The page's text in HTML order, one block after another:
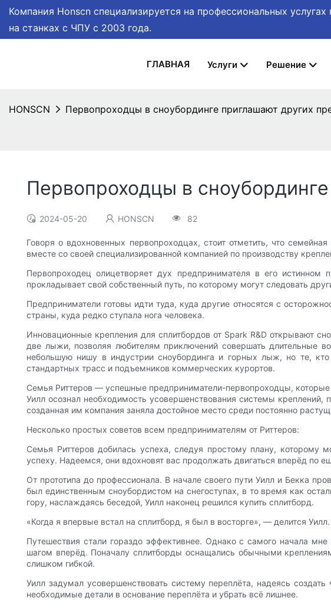
Компания Honscn специализируется на профессиональных услугах
на станках с ЧПУ с 2003 года.
ГЛАВНАЯ Услуги Решение
HONSCN Первопроходцы в сноубординге приглашают других
Первопроходцы в
2024-05-20 HONSCN 82
Говоря о вдохновенных первопроходцах, стоит отметить, что
вместе со своей специализированной компанией по производству
Первопроходец олицетворяет дух предпринимателя в его истинном
прокладывает свой собственный путь, по которому могут следовать
Предприниматели готовы идти туда, куда другие относятся с
страны, куда редко ступала нога человека.
Инновационные крепления для сплитбордов от Spark R&D открывают
две лыжи, позволяя любителям приключений совершать длительные
небольшую нишу в индустрии сноубординга и горных лыж, но те,
стандартных трасс и подъемников коммерческих курортов.
Семья Риттеров — успешные предприниматели-первопроходцы,
Уилл осознал необходимость усовершенствования системы
созданная им компания заняла достойное место среди постоянно
Несколько простых советов всем предпринимателям от Риттеров:
Семья Риттеров добилась успеха, следуя простому плану, которому
успеху. Надеемся, они вдохновят вас продолжать двигаться вперёд по
От прототипа до профессионала. В начале своего пути Уилл и Бекка
был единственным сноубордистом на снегоступах, в то время как
гору, наслаждаясь беседой, Уилл наконец решился купить сплитборд.
«Когда я впервые встал на сплитборд, я был в восторге», — делится
Путешествия стали гораздо эффективнее. Однако с самого начала
шагом вперёд. Поначалу сплитборды оснащались обычными
слишком гибкой.
Уилл задумал усовершенствовать систему переплёта, надеясь
необходимые детали в основание переплёта и убрать всё лишнее.